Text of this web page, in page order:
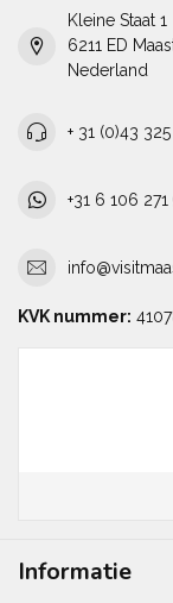
Kleine Staat 1
6211 ED
Nederland
+ 31 (0)43 325
+31 6 106 271
KVK nummer:
Informatie